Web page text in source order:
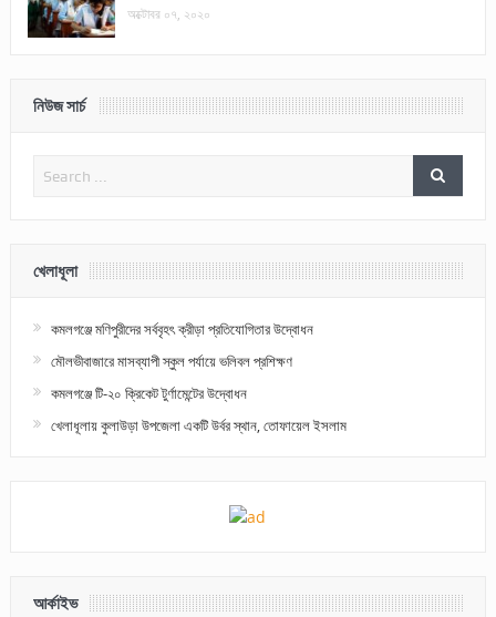
অক্টোবর ০৭, ২০২০
নিউজ সার্চ
খেলাধূলা
কমলগঞ্জে মণিপুরীদের সর্ববৃহৎ ক্রীড়া প্রতিযোগিতার উদ্বোধন
মৌলভীবাজারে মাসব্যাপী স্কুল পর্যায়ে ভলিবল প্রশিক্ষণ
কমলগঞ্জে টি-২০ ক্রিকেট টুর্ণামেন্টের উদ্বোধন
খেলাধূলায় কুলাউড়া উপজেলা একটি উর্বর স্থান, তোফায়েল ইসলাম
আর্কাইভ